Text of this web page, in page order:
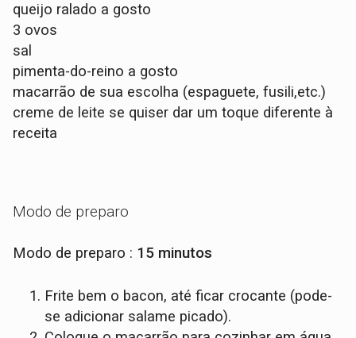
queijo ralado a gosto
3 ovos
sal
pimenta-do-reino a gosto
macarrão de sua escolha (espaguete, fusili,etc.)
creme de leite se quiser dar um toque diferente à
receita
Modo de preparo
Modo de preparo : 15 minutos
Frite bem o bacon, até ficar crocante (pode-
se adicionar salame picado).